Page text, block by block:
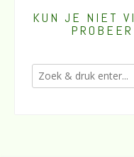
KUN JE NIET